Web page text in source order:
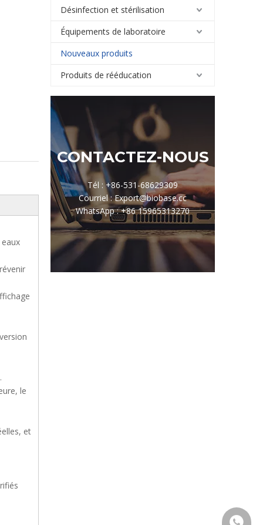
le
et
Désinfection et stérilisation
Équipements de laboratoire
Nouveaux produits
Produits de rééducation
CONTACTEZ-NOUS
Tél : +86-531-68629309
Courriel : Export@biobase.cc
WhatsApp : +86 15965313270